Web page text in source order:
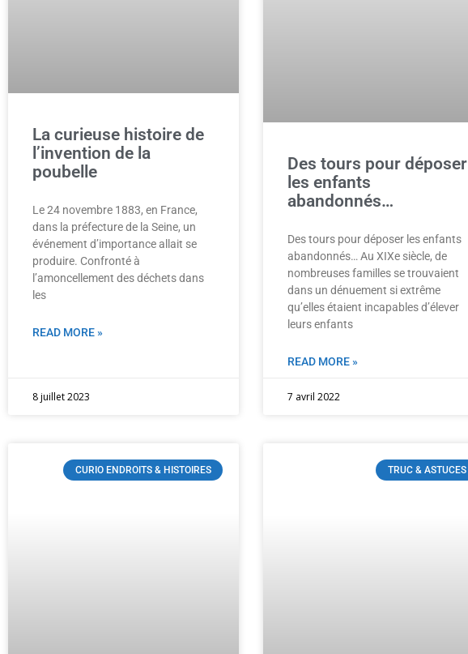
La curieuse histoire de
l’invention de la
poubelle
Le 24 novembre 1883, en France,
dans la préfecture de la Seine, un
événement d’importance allait se
produire. Confronté à
l’amoncellement des déchets dans
les
READ MORE »
8 juillet 2023
Des tours pour déposer
les enfants
abandonnés…
Des tours pour déposer les enfants
abandonnés… Au XIXe siècle, de
nombreuses familles se trouvaient
dans un dénuement si extrême
qu’elles étaient incapables d’élever
leurs enfants
READ MORE »
7 avril 2022
CURIO ENDROITS & HISTOIRES TRUC & ASTUCES